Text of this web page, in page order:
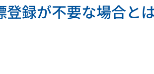
登録が不要な場合と